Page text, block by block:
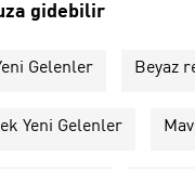
gidebilir
Gelenler Beyaz
Yeni Gelenler